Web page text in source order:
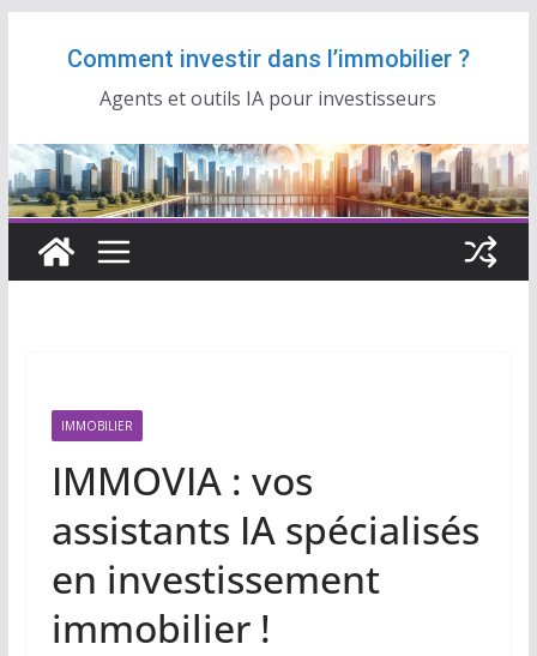
Comment investir dans l’immobilier ?
Agents et outils IA pour investisseurs
IMMOBILIER
IMMOVIA : vos
assistants IA spécialisés
en investissement
immobilier !